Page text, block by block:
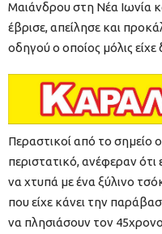
Μαιάνδρου στη Νέα Ιωνία
έβρισε, απείλησε και
οδηγού ο οποίος μόλις
Περαστικοί από το σημείο
περιστατικό, ανέφεραν
να χτυπά με ένα ξύλινο
που είχε κάνει την
να πλησιάσουν τον